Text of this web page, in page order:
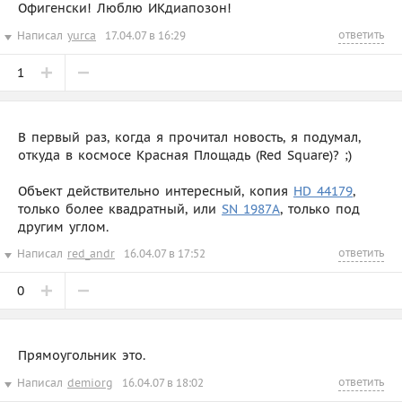
Офигенски! Люблю ИКдиапозон!
Написал yurca 17.04.07 в 16:29 ответить
1
В первый раз, когда я прочитал новость, я подумал,
откуда в космосе Красная Площадь (Red Square)? ;)
Объект действительно интересный, копия HD 44179,
только более квадратный, или SN 1987A, только под
другим углом.
Написал red_andr 16.04.07 в 17:52 ответить
0
Прямоугольник это.
Написал demiorg 16.04.07 в 18:02 ответить